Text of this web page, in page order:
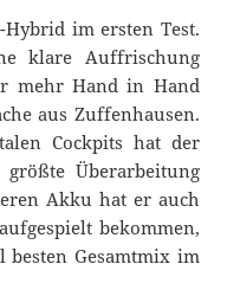
Hybrid im ersten Test.
klare Auffrischung
mehr Hand in Hand
aus Zuffenhausen.
Cockpits hat der
Überarbeitung
Akku hat er auch
bekommen,
Gesamtmix im